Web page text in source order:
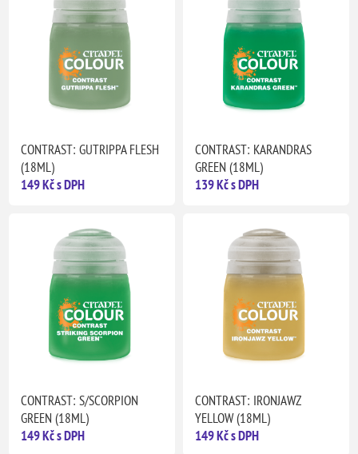
CONTRAST: GUTRIPPA FLESH
(18ML)
149 Kč s DPH
CONTRAST: KARANDRAS
GREEN (18ML)
139 Kč s DPH
CONTRAST: S/SCORPION
GREEN (18ML)
149 Kč s DPH
CONTRAST: IRONJAWZ
YELLOW (18ML)
149 Kč s DPH